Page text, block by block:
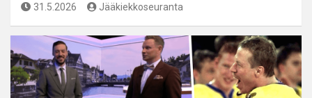
31.5.2026 Jääkiekkoseuranta